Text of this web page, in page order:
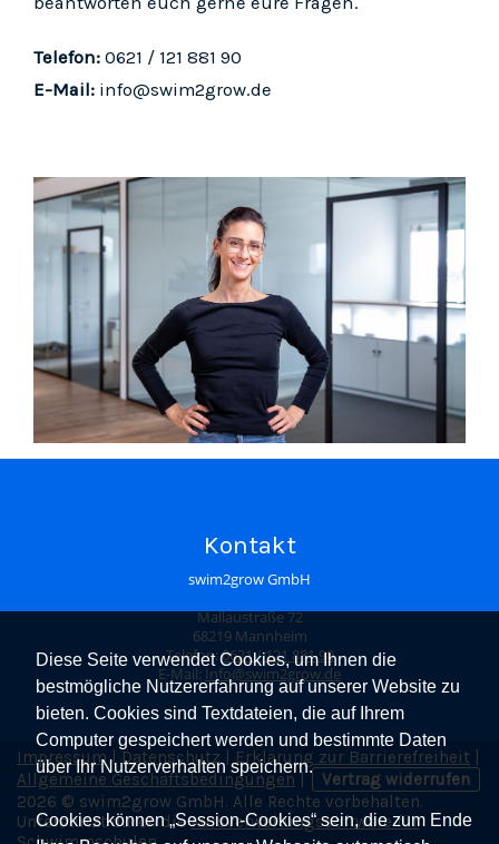
Diese Seite verwendet Cookies, um Ihnen die
bestmögliche Nutzererfahrung auf unserer Website zu
bieten. Cookies sind Textdateien, die auf Ihrem
Computer gespeichert werden und bestimmte Daten
über Ihr Nutzerverhalten speichern.
Cookies können „Session-Cookies“ sein, die zum Ende
Telefon: 0621 / 121 881 90
E-Mail: info@swim2grow.de
Kontakt
swim2grow GmbH
Mallaustraße 72
68219 Mannheim
Telefon:0621 / 121 881 90
E-Mail: Info@swim2grow.de
Impressum| Datenschutz Erklärung zur Barrierefreiheit
Allgemeine Geschäftsbedingungen
Vertrag widerrufen
2026 © swim2grow GmbH. Alle Rechte vorbehalten.
Unterstützt durch dieKursverwaltungssoftware für